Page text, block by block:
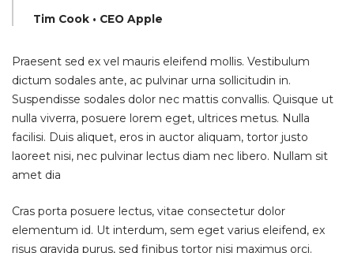
Tim Cook • CEO Apple
Praesent sed ex vel mauris eleifend mollis. Vestibulum
dictum sodales ante, ac pulvinar urna sollicitudin in.
Suspendisse sodales dolor nec mattis convallis. Quisque ut
nulla viverra, posuere lorem eget, ultrices metus. Nulla
facilisi. Duis aliquet, eros in auctor aliquam, tortor justo
laoreet nisi, nec pulvinar lectus diam nec libero. Nullam sit
amet dia
Cras porta posuere lectus, vitae consectetur dolor
elementum id. Ut interdum, sem eget varius eleifend, ex
risus gravida purus, sed finibus tortor nisi maximus orci.